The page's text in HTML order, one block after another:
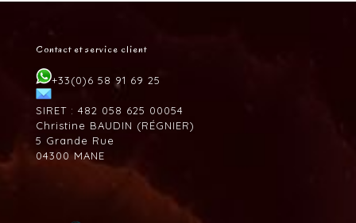
Contact et service client
+33(0)6 58 91 69 25
SIRET : 482 058 625 00054
Christine BAUDIN (RÉGNIER)
5 Grande Rue
04300 MANE